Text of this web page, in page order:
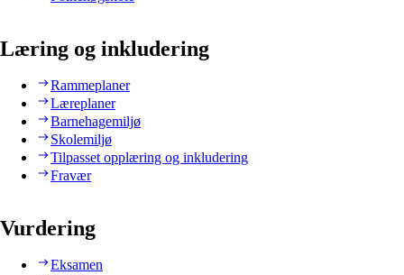
Læring og inkludering
Rammeplaner
Læreplaner
Barnehagemiljø
Skolemiljø
Tilpasset opplæring og inkludering
Fravær
Vurdering
Eksamen